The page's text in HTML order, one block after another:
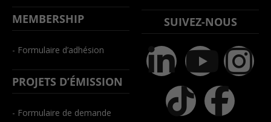
MEMBERSHIP
- Formulaire d’adhésion
PROJETS D’ÉMISSION
- Formulaire de demande
SUIVEZ-NOUS